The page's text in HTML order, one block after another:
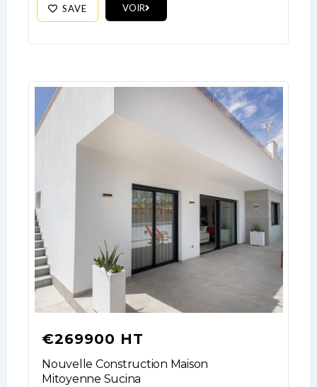
SAVE VOIR
€269900 HT
Nouvelle Construction Maison
Mitoyenne Sucina
Password
No apps configured. Please contact
your administrator.
Lost your password?